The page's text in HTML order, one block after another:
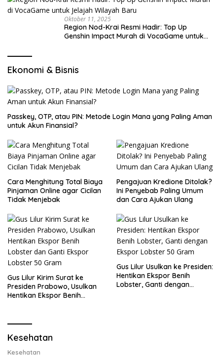
Oktober 11, 2025
Region Nod-Krai Resmi Hadir: Top Up
Genshin Impact Murah di VocaGame untuk
Ekonomi & Bisnis
Passkey, OTP, atau PIN: Metode Login Mana yang Paling Aman
untuk Akun Finansial?
Cara Menghitung Total Biaya
Pinjaman Online agar Cicilan
Tidak Menjebak
Pengajuan Kredione Ditolak?
Ini Penyebab Paling Umum
dan Cara Ajukan Ulang
Gus Lilur Kirim Surat ke
Presiden Prabowo, Usulkan
Hentikan Ekspor Benih
Gus Lilur Usulkan ke Presiden:
Hentikan Ekspor Benih
Lobster, Ganti dengan
Kesehatan
Kesehatan